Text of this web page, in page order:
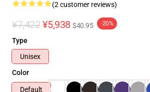
(2 customer reviews)
¥7,422 ¥5,938 $40.95 -20%
Type
Unisex
Color
Default